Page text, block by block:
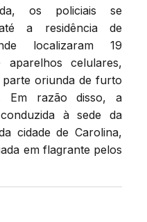
os policiais se
a residência de
localizaram 19
aparelhos celulares,
oriunda de furto
Em razão disso, a
à sede da
cidade de Carolina,
em flagrante pelos